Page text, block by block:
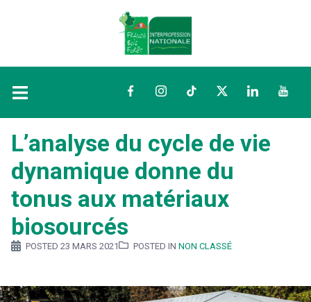
FacebookInstagramTikTokTwitterLinkedIn
L’analyse du cycle de vie
dynamique donne du
tonus aux matériaux
biosourcés
POSTED 23 MARS 2021 POSTED IN NON CLASSÉ